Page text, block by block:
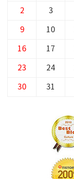
2 3
9 10
16 17
23 24
30 31